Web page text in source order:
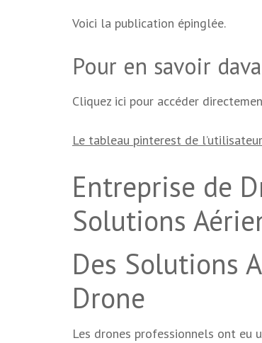
Voici la publication épinglée.
Pour en savoir
Cliquez ici pour accéder
Le tableau pinterest de
Entreprise de
Solutions
Des Solutions
Drone
Les drones professionnels ont eu